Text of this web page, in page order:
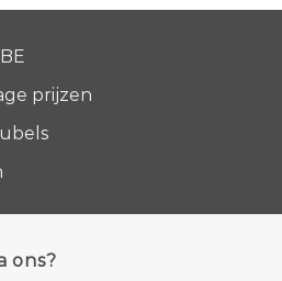
prijzen
ons?